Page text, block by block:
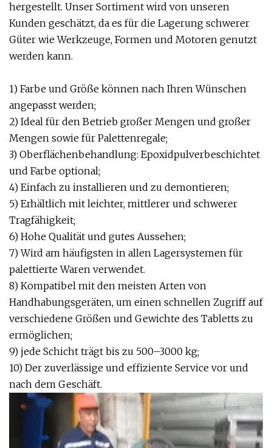
hergestellt. Unser Sortiment wird von unseren
Kunden geschätzt, da es für die Lagerung schwerer
Güter wie Werkzeuge, Formen und Motoren genutzt
werden kann.
1) Farbe und Größe können nach Ihren Wünschen
angepasst werden;
2) Ideal für den Betrieb großer Mengen und großer
Mengen sowie für Palettenregale;
3) Oberflächenbehandlung: Epoxidpulverbeschichtet
und Farbe optional;
4) Einfach zu installieren und zu demontieren;
5) Erhältlich mit leichter, mittlerer und schwerer
Tragfähigkeit;
6) Hohe Qualität und gutes Aussehen;
7) Wird am häufigsten in allen Lagersystemen für
palettierte Waren verwendet.
8) Kompatibel mit den meisten Arten von
Handhabungsgeräten, um einen schnellen Zugriff auf
verschiedene Größen und Gewichte des Tabletts zu
ermöglichen;
9) jede Schicht trägt bis zu 500–3000 kg;
10) Der zuverlässige und effiziente Service vor und
nach dem Geschäft.